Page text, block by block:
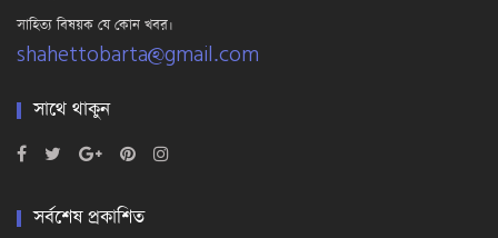
সাহিত্য বিষয়ক যে কোন খবর।
shahettobarta@gmail.com
সাথে থাকুন
সর্বশেষ প্রকাশিত